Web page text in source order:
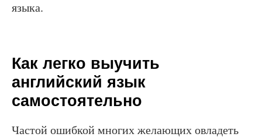
языка.
Как легко выучить
английский язык
самостоятельно
Частой ошибкой многих желающих овладеть